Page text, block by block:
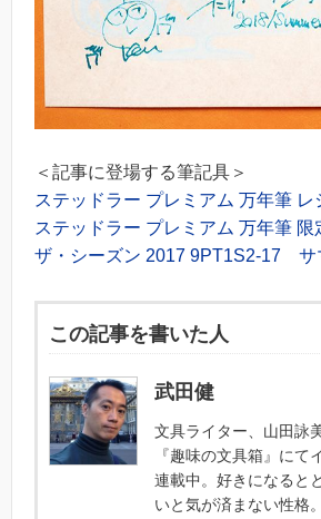
＜記事に登場する筆記具＞
ステッドラー プレミアム 万年筆
ステッドラー プレミアム 万年筆 限
ザ・シーズン 2017 9PT1S2-17 サ
この記事を書いた人
武田健
文具ライター、山田詠
『趣味の文具箱』にて
連載中。好きになると
いと気が済まない性格